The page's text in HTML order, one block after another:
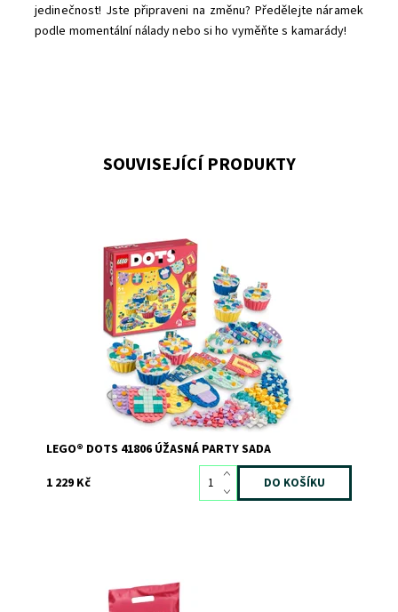
jedinečnost! Jste připraveni na změnu? Předělejte náramek
podle momentální nálady nebo si ho vyměňte s kamarády!
SOUVISEJÍCÍ PRODUKTY
Rozjeďte nekonečně kreativní party s touto stavebnicí
Dostupnost:
Skladem2
10593
LEGO
LEGO® DOTS 41806 ÚŽASNÁ PARTY SADA
1 229 Kč